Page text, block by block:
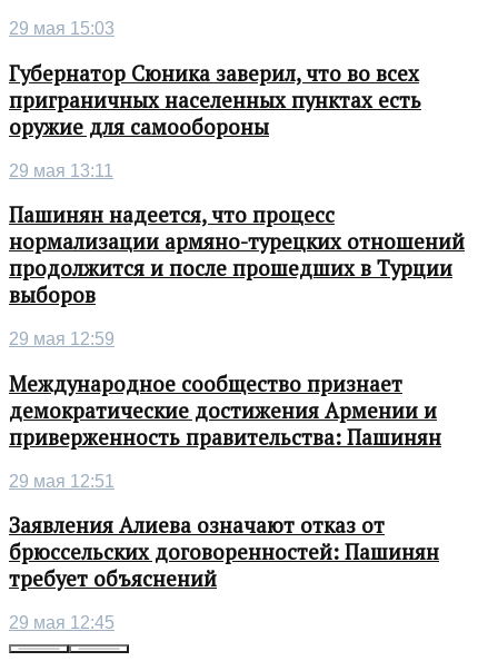
29 мая 15:03
Губернатор Сюника заверил, что во всех
приграничных населенных пунктах есть
оружие для самообороны
29 мая 13:11
Пашинян надеется, что процесс
нормализации армяно-турецких отношений
продолжится и после прошедших в Турции
выборов
29 мая 12:59
Международное сообщество признает
демократические достижения Армении и
приверженность правительства: Пашинян
29 мая 12:51
Заявления Алиева означают отказ от
брюссельских договоренностей: Пашинян
требует объяснений
29 мая 12:45